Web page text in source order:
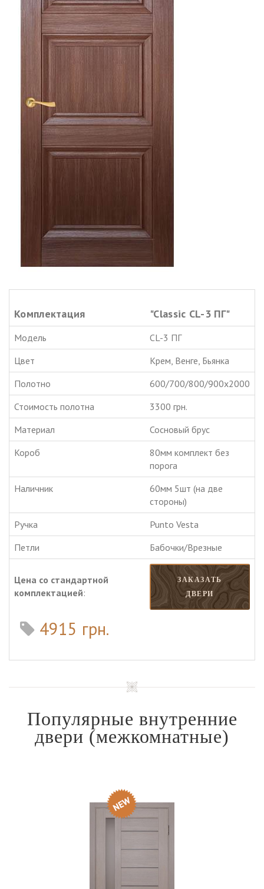
Комплектация "Classic CL-3 ПГ"
Модель
CL-3 ПГ
Цвет
Крем, Венге, Бьянка
Полотно
600/700/800/900х2000
Стоимость полотна
3300 грн.
Материал
Сосновый брус
Короб
80мм комплект без
порога
Наличник
60мм 5шт (на две
стороны)
Ручка
Punto Vesta
Петли
Бабочки/Врезные
Цена со стандартной
комплектацией:
4915 грн.
ЗАКАЗАТЬ
ДВЕРИ
Популярные внутренние
двери (межкомнатные)